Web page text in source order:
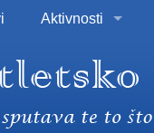
Aktivnosti